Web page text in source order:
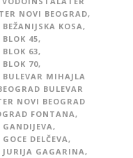
NOVI BEOGRAD,
KOSA,
45,
63,
70,
MIHAJLA
BULEVAR
NOVI BEOGRAD
FONTANA,
,
DELČEVA,
GAGARINA,